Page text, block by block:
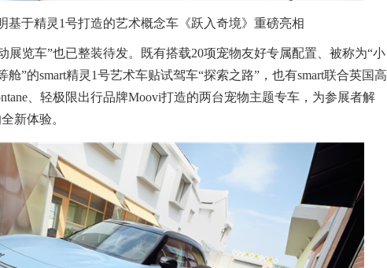
基于精灵1号打造的艺术概念车《跃入奇境》重磅亮相
展览车”也已整装待发。既有搭载20项宠物友好专属配置、被称为“小
舱”的smart精灵1号艺术车贴试驾车“探索之路”，也有smart联合英国高
、轻极限出行品牌Moovi打造的两台宠物主题专车，为参展者解
新体验。